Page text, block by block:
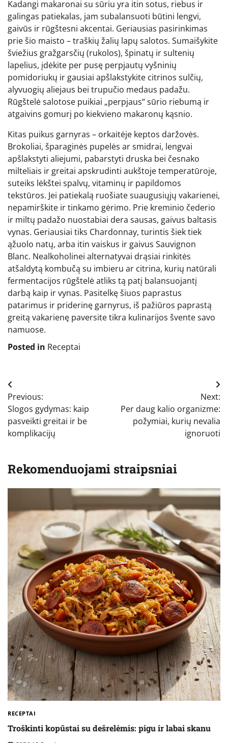
Kadangi makaronai su sūriu yra itin sotus, riebus ir
galingas patiekalas, jam subalansuoti būtini lengvi,
gaivūs ir rūgštesni akcentai. Geriausias pasirinkimas
prie šio maisto – traškių žalių lapų salotos. Sumaišykite
šviežius gražgarsčių (rukolos), špinatų ir sultenių
lapelius, įdėkite per pusę perpjautų vyšninių
pomidoriukų ir gausiai apšlakstykite citrinos sulčių,
alyvuogių aliejaus bei trupučio medaus padažu.
Rūgštelė salotose puikiai „perpjaus“ sūrio riebumą ir
atgaivins gomurį po kiekvieno makaronų kąsnio.
Kitas puikus garnyras – orkaitėje keptos daržovės.
Brokoliai, šparaginės pupelės ar smidrai, lengvai
apšlakstyti aliejumi, pabarstyti druska bei česnako
milteliais ir greitai apskrudinti aukštoje temperatūroje,
suteiks lėkštei spalvų, vitaminų ir papildomos
tekstūros. Jei patiekalą ruošiate suaugusiųjų vakarienei,
nepamirškite ir tinkamo gėrimo. Prie kreminio čederio
ir miltų padažo nuostabiai dera sausas, gaivus baltasis
vynas. Geriausiai tiks Chardonnay, turintis šiek tiek
ąžuolo natų, arba itin vaiskus ir gaivus Sauvignon
Blanc. Nealkoholinei alternatyvai drąsiai rinkitės
atšaldytą kombučą su imbieru ar citrina, kurių natūrali
fermentacijos rūgštelė atliks tą patį balansuojantį
darbą kaip ir vynas. Pasitelkę šiuos paprastus
patarimus ir priderinę garnyrus, iš pažiūros paprastą
greitą vakarienę paversite tikra kulinarijos švente savo
namuose.
Posted in Receptai
Navigacija
tarp
įrašų
Previous:
Slogos gydymas: kaip
pasveikti greitai ir be
komplikacijų
Next:
Per daug kalio organizme:
požymiai, kurių nevalia
ignoruoti
Rekomenduojami straipsniai
RECEPTAI
Troškinti kopūstai su dešrelėmis: pigu ir labai skanu